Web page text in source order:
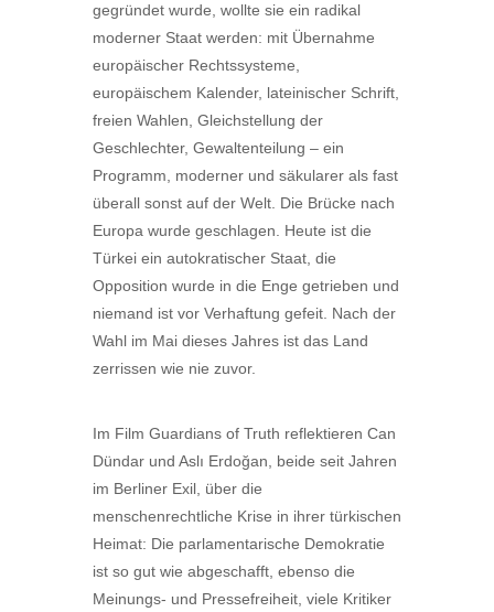
gegründet wurde, wollte sie ein radikal
moderner Staat werden: mit Übernahme
europäischer Rechtssysteme,
europäischem Kalender, lateinischer Schrift,
freien Wahlen, Gleichstellung der
Geschlechter, Gewaltenteilung – ein
Programm, moderner und säkularer als fast
überall sonst auf der Welt. Die Brücke nach
Europa wurde geschlagen. Heute ist die
Türkei ein autokratischer Staat, die
Opposition wurde in die Enge getrieben und
niemand ist vor Verhaftung gefeit. Nach der
Wahl im Mai dieses Jahres ist das Land
zerrissen wie nie zuvor.
Im Film Guardians of Truth reflektieren Can
Dündar und Aslı Erdoğan, beide seit Jahren
im Berliner Exil, über die
menschenrechtliche Krise in ihrer türkischen
Heimat: Die parlamentarische Demokratie
ist so gut wie abgeschafft, ebenso die
Meinungs- und Pressefreiheit, viele Kritiker